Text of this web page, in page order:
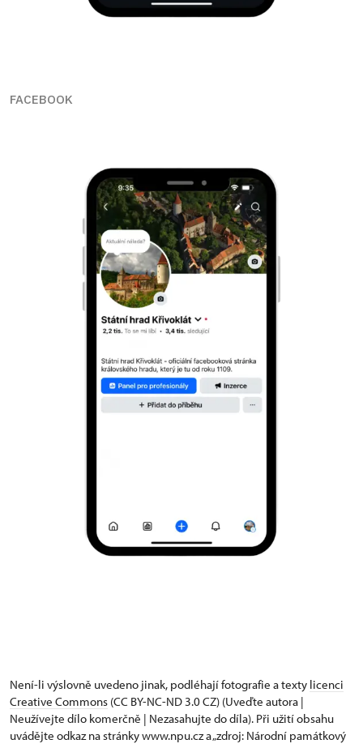
FACEBOOK
Není-li výslovně uvedeno jinak, podléhají fotografie a texty licenci
Creative Commons (CC BY-NC-ND 3.0 CZ) (Uveďte autora |
Neužívejte dílo komerčně | Nezasahujte do díla). Při užití obsahu
uvádějte odkaz na stránky www.npu.cz a „zdroj: Národní památkový